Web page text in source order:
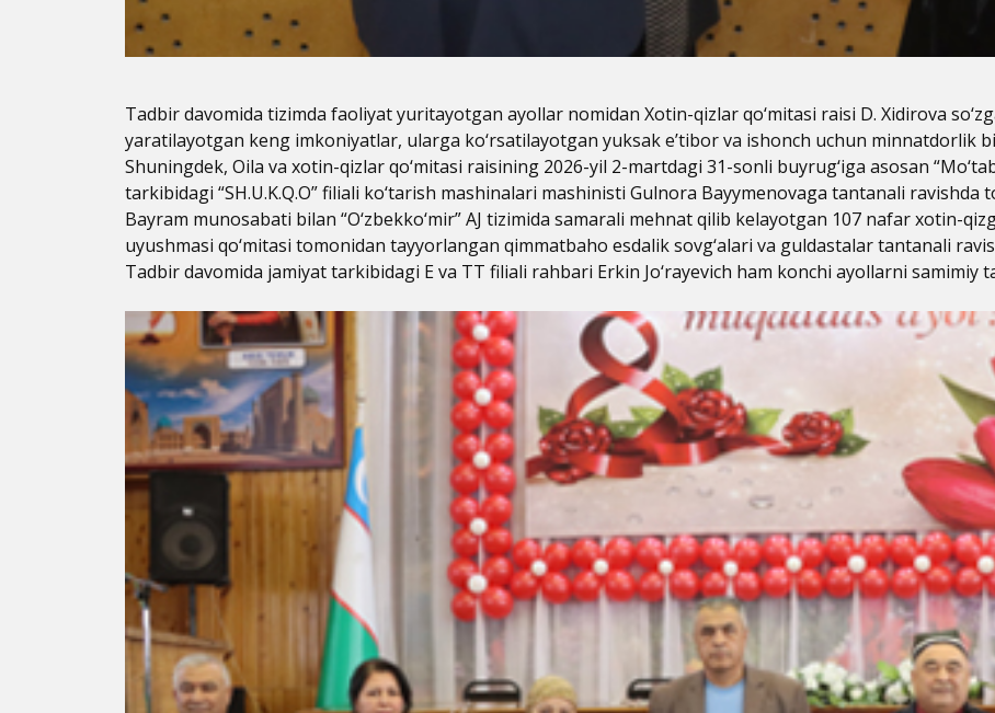
Tadbir davomida tizimda faoliyat yuritayotgan ayollar nomidan Xotin-qizlar qo‘mitasi raisi D. Xidirova
yaratilayotgan keng imkoniyatlar, ularga ko‘rsatilayotgan yuksak e’tibor va ishonch uchun minnatdorlik
Shuningdek, Oila va xotin-qizlar qo‘mitasi raisining 2026-yil 2-martdagi 31-sonli buyrug‘iga asosan
tarkibidagi “SH.U.K.Q.O” filiali ko‘tarish mashinalari mashinisti Gulnora Bayymenovaga tantanali ravishda
Bayram munosabati bilan “O‘zbekko‘mir” AJ tizimida samarali mehnat qilib kelayotgan 107 nafar xotin-
uyushmasi qo‘mitasi tomonidan tayyorlangan qimmatbaho esdalik sovg‘alari va guldastalar tantanali
Tadbir davomida jamiyat tarkibidagi E va TT filiali rahbari Erkin Jo‘rayevich ham konchi ayollarni